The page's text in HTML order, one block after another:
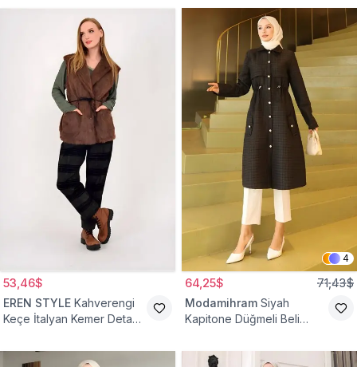
Pantolon
53,46$
EREN STYLE Kahverengi
Keçe İtalyan Kemer Detaylı
4
64,25$ 71,43$
Modamihram Siyah
Kapitone Düğmeli Beli